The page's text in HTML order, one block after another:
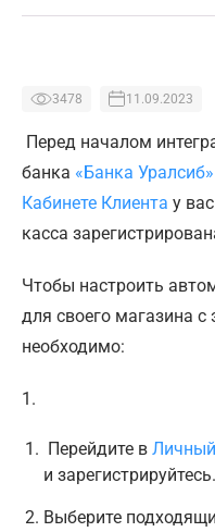
3478 11.09.2023
Перед началом
банка «Банка Уралсиб»
Кабинете Клиента у
касса
Чтобы настроить
для своего магазина
необходимо:
1.
Перейдите в Личный
и зарегистрируйтесь.
Выберите